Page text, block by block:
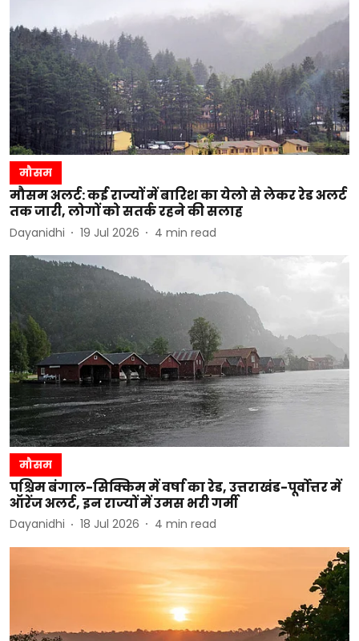
मौसम
मौसम अलर्ट: कई राज्यों में बारिश का येलो से लेकर रेड अलर्ट
तक जारी, लोगों को सतर्क रहने की सलाह
Dayanidhi 19 Jul 2026 4 min read
मौसम
पश्चिम बंगाल-सिक्किम में वर्षा का रेड, उत्तराखंड-पूर्वोत्तर में
ऑरेंज अलर्ट, इन राज्यों में उमस भरी गर्मी
Dayanidhi 18 Jul 2026 4 min read